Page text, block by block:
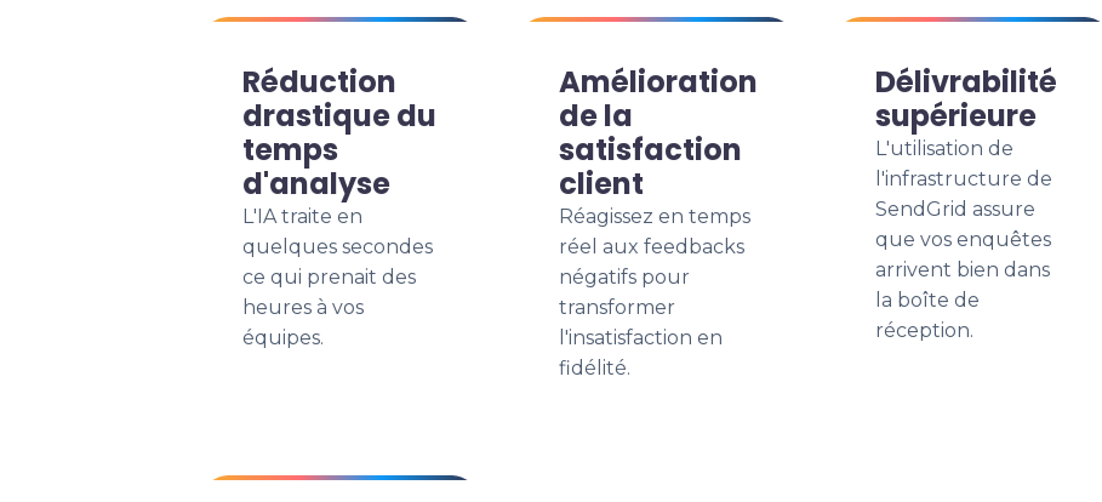
Réduction
drastique du
temps
d'analyse
L'IA traite en
quelques secondes
ce qui prenait des
heures à vos
équipes.
Amélioration
de la
satisfaction
client
Réagissez en temps
réel aux feedbacks
négatifs pour
transformer
l'insatisfaction en
fidélité.
Délivrabilité
supérieure
L'utilisation de
l'infrastructure de
SendGrid assure
que vos enquêtes
arrivent bien dans
la boîte de
réception.